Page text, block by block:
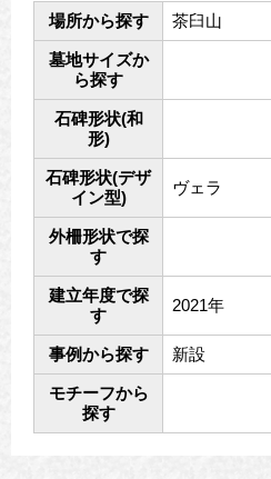
場所から探す 茶臼山
墓地サイズか
ら探す
石碑形状(和
形)
石碑形状(デザ
イン型)
ヴェラ
外柵形状で探
す
建立年度で探
す
2021年
事例から探す 新設
モチーフから
探す